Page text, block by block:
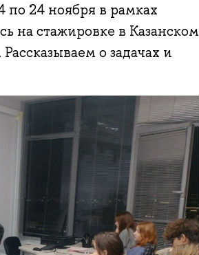
24 ноября в рамках
на стажировке в Казанском
о задачах и